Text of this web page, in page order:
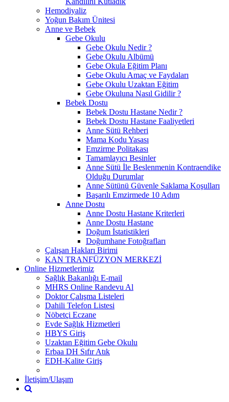
Hemodiyaliz
Yoğun Bakım Ünitesi
Anne ve Bebek
Gebe Okulu
Gebe Okulu Nedir ?
Gebe Okulu Albümü
Gebe Okula Eğitim Planı
Gebe Okulu Amaç ve Faydaları
Gebe Okulu Uzaktan Eğitim
Gebe Okuluna Nasıl Gidilir ?
Bebek Dostu
Bebek Dostu Hastane Nedir ?
Bebek Dostu Hastane Faaliyetleri
Anne Sütü Rehberi
Mama Kodu Yasası
Emzirme Politakası
Tamamlayıcı Besinler
Anne Sütü İle Beslenmenin Kontraendike
Olduğu Durumlar
Anne Sütünü Güvenle Saklama Koşulları
Başarılı Emzirmede 10 Adım
Anne Dostu
Anne Dostu Hastane Kriterleri
Anne Dostu Hastane
Doğum İstatistikleri
Doğumhane Fotoğrafları
Çalışan Hakları Birimi
KAN TRANFÜZYON MERKEZİ
Online Hizmetlerimiz
Sağlık Bakanlığı E-mail
MHRS Online Randevu Al
Doktor Çalışma Listeleri
Dahili Telefon Listesi
Nöbetçi Eczane
Evde Sağlık Hizmetleri
HBYS Giriş
Uzaktan Eğitim Gebe Okulu
Erbaa DH Sıfır Atık
EDH-Kalite Giriş
İletişim/Ulaşım